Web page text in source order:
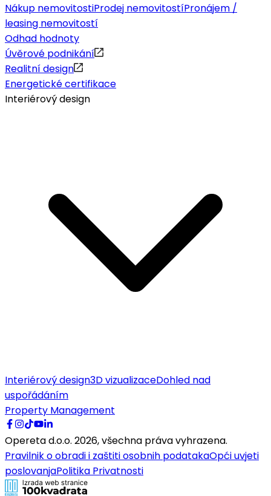
Nákup nemovitostiProdej nemovitostíPronájem /
leasing nemovitostí
Odhad hodnoty
Úvěrové podnikání
Realitní design
Energetické certifikace
Interiérový design
Interiérový design3D vizualizaceDohled nad
uspořádáním
Property Management
Opereta d.o.o. 2026,všechna práva vyhrazena.
Pravilnik o obradi i zaštiti osobnih podatakaOpći uvjeti
poslovanjaPolitika Privatnosti